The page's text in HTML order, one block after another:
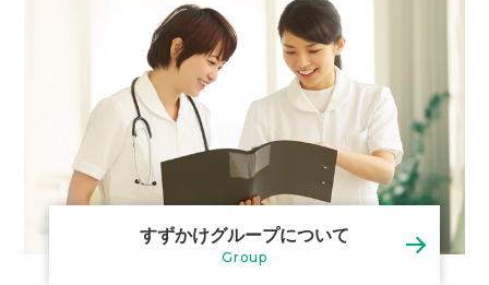
すずかけグループについて
Group